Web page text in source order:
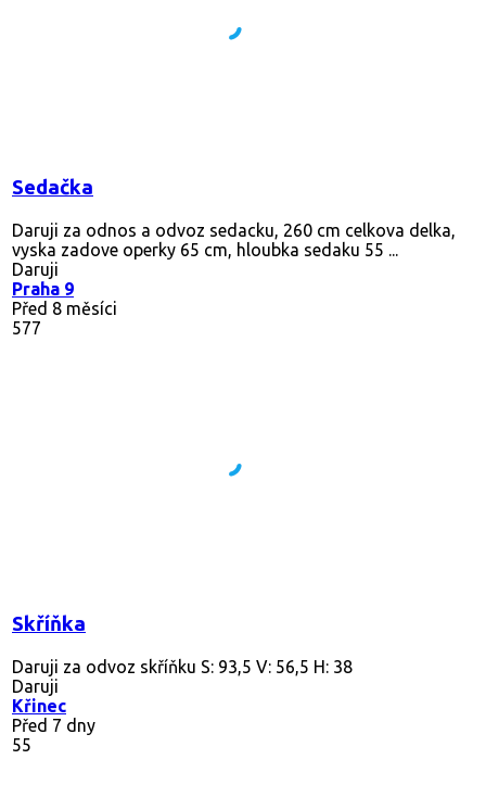
Sedačka
Daruji za odnos a odvoz sedacku, 260 cm celkova delka,
vyska zadove operky 65 cm, hloubka sedaku 55 ...
Daruji
Praha 9
Před 8 měsíci
577
Skříňka
Daruji za odvoz skříňku S: 93,5 V: 56,5 H: 38
Daruji
Křinec
Před 7 dny
55